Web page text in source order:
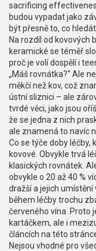
sacrificing
budou vypadat jako
být přesně to, co
Na rozdíl od kovových
keramické se téměř
proč je volí dospělí i
„Máš rovnátka?“ Ale
měkčí než kov, což
ústní sliznici – ale
tvrdé věci, jako jsou
že se jedna z nich
ale znamená to navíc
Co se týče doby léčby,
kovové. Obvykle trvá
klasických rovnátek.
obvykle o 20 až 40 %
dražší a jejich umístění
během léčby trochu
červeného vína. Proto
kartáčkem, ale i
článcích na této
Nejsou vhodné pro